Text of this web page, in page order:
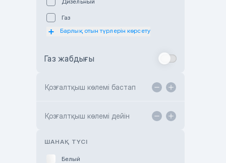
Subaru Motor Almaty
Toyota Astana
TANK Motors Karaganda
Газ
Барлық отын түрлерін көрсету
Газ жабдығы
Қозғалтқыш көлемі бастап
Қозғалтқыш көлемі дейін
ШАНАҚ ТҮСІ
Белый